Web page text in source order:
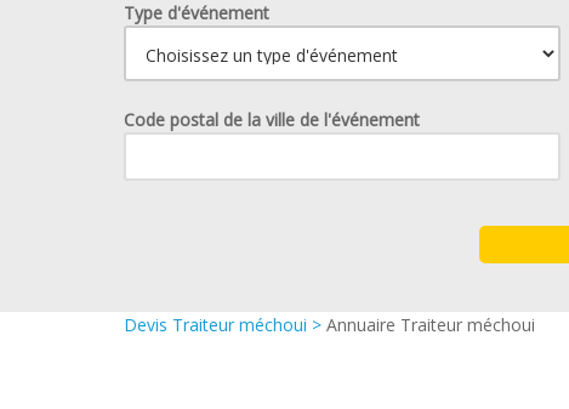
Type d'événement
Code postal de la ville de l'événement
Devis Traiteur méchoui > Annuaire Traiteur méchoui